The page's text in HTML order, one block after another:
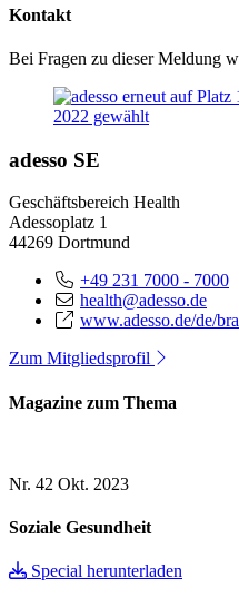
Kontakt
Bei Fragen zu dieser Meldung
adesso SE
Geschäftsbereich Health
Adessoplatz 1
44269 Dortmund
+49 231 7000 - 7000
health@adesso.de
www.adesso.de/de/
Zum Mitgliedsprofil
Magazine zum Thema
Nr. 42 Okt. 2023
Soziale Gesundheit
Special herunterladen